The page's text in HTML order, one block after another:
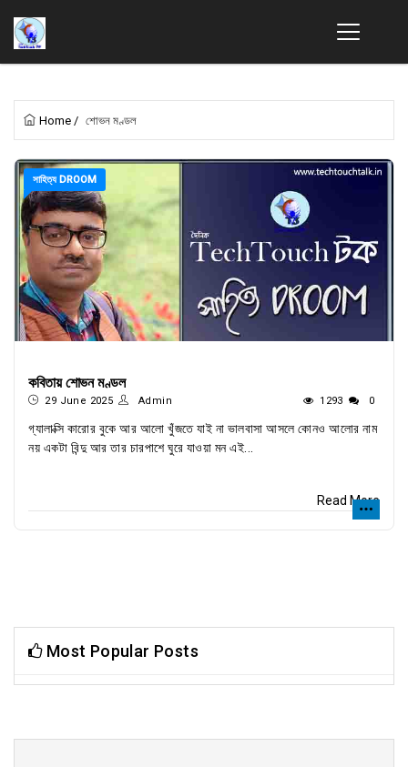
Home / শোভন মণ্ডল
সাহিত্য DROOM
কবিতায় শোভন মণ্ডল
29 June 2025 Admin 1293 0
গ্যালাক্সি কারোর বুকে আর আলো খুঁজতে যাই না ভালবাসা আসলে কোনও আলোর নাম
নয় একটা বিন্দু আর তার চারপাশে ঘুরে যাওয়া মন এই...
Read More
Most Popular Posts